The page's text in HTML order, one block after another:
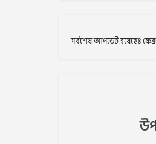
সর্বশেষ আপডেট হয়েছেঃ